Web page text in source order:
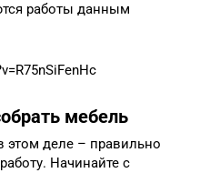
работы данным
мебель
этом деле – правильно
Начинайте с